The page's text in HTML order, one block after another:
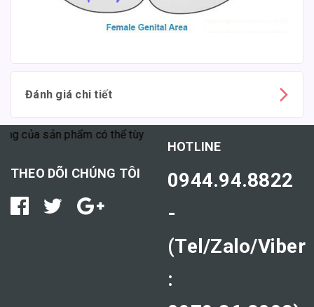
Đánh giá chi tiết
sản phẩm có thể tùy thuộc vào cơ địa mỗi người."
THEO DÕI CHÚNG TÔI
HOTLINE
0944.94.8822
-
(Tel/Zalo/Viber
: